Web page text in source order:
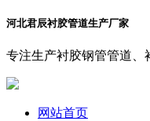
河北君辰衬胶管道生产厂家
专注生产衬胶钢管管道、
网站首页